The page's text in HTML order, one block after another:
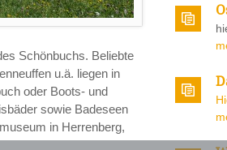
Schönbuchs. Beliebte
u.ä. liegen in
oder Boots- und
sowie Badeseen
in Herrenberg,